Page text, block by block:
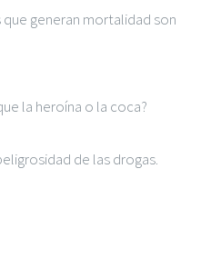
que generan mortalidad son
la heroína o la coca?
de las drogas.